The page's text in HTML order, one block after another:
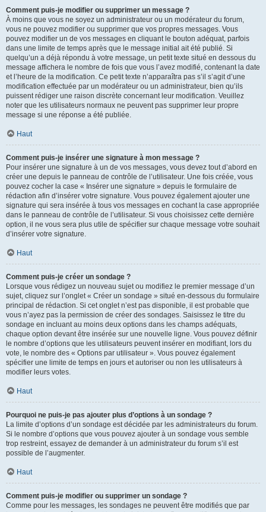
Comment puis-je modifier ou supprimer un message ?
À moins que vous ne soyez un administrateur ou un modérateur du forum,
vous ne pouvez modifier ou supprimer que vos propres messages. Vous
pouvez modifier un de vos messages en cliquant le bouton adéquat, parfois
dans une limite de temps après que le message initial ait été publié. Si
quelqu’un a déjà répondu à votre message, un petit texte situé en dessous du
message affichera le nombre de fois que vous l’avez modifié, contenant la date
et l’heure de la modification. Ce petit texte n’apparaîtra pas s’il s’agit d’une
modification effectuée par un modérateur ou un administrateur, bien qu’ils
puissent rédiger une raison discrète concernant leur modification. Veuillez
noter que les utilisateurs normaux ne peuvent pas supprimer leur propre
message si une réponse a été publiée.
Haut
Comment puis-je insérer une signature à mon message ?
Pour insérer une signature à un de vos messages, vous devez tout d’abord en
créer une depuis le panneau de contrôle de l’utilisateur. Une fois créée, vous
pouvez cocher la case « Insérer une signature » depuis le formulaire de
rédaction afin d’insérer votre signature. Vous pouvez également ajouter une
signature qui sera insérée à tous vos messages en cochant la case appropriée
dans le panneau de contrôle de l’utilisateur. Si vous choisissez cette dernière
option, il ne vous sera plus utile de spécifier sur chaque message votre souhait
d’insérer votre signature.
Haut
Comment puis-je créer un sondage ?
Lorsque vous rédigez un nouveau sujet ou modifiez le premier message d’un
sujet, cliquez sur l’onglet « Créer un sondage » situé en-dessous du formulaire
principal de rédaction. Si cet onglet n’est pas disponible, il est probable que
vous n’ayez pas la permission de créer des sondages. Saisissez le titre du
sondage en incluant au moins deux options dans les champs adéquats,
chaque option devant être insérée sur une nouvelle ligne. Vous pouvez définir
le nombre d’options que les utilisateurs peuvent insérer en modifiant, lors du
vote, le nombre des « Options par utilisateur ». Vous pouvez également
spécifier une limite de temps en jours et autoriser ou non les utilisateurs à
modifier leurs votes.
Haut
Pourquoi ne puis-je pas ajouter plus d’options à un sondage ?
La limite d’options d’un sondage est décidée par les administrateurs du forum.
Si le nombre d’options que vous pouvez ajouter à un sondage vous semble
trop restreint, essayez de demander à un administrateur du forum s’il est
possible de l’augmenter.
Haut
Comment puis-je modifier ou supprimer un sondage ?
Comme pour les messages, les sondages ne peuvent être modifiés que par